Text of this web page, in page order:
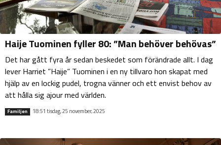
Haije Tuominen fyller 80: ”Man behöver behövas”
Det har gått fyra år sedan beskedet som förändrade allt. I dag
lever Harriet ”Haije” Tuominen i en ny tillvaro hon skapat med
hjälp av en lockig pudel, trogna vänner och ett envist behov av
att hålla sig ajour med världen.
Familjen 18:51 tisdag, 25 november, 2025